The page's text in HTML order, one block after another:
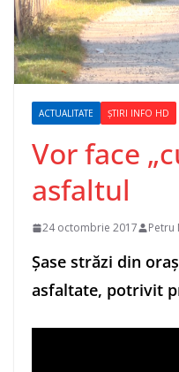
ACTUALITATE ȘTIRI INFO HD
Vor face
asfaltul
24 octombrie 2017 Petru
Șase străzi din
asfaltate, potrivit